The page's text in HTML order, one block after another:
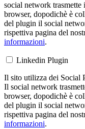
social network
browser, dopodichè è
del plugin il social
rispettiva pagina del
informazioni.
Linkedin Plugin
Il sito utilizza dei Social
Il social network
browser, dopodichè è
del plugin il social
rispettiva pagina del
informazioni.